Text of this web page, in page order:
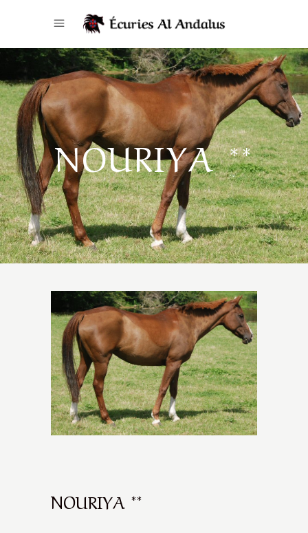
NOURIYA **
NOURIYA **